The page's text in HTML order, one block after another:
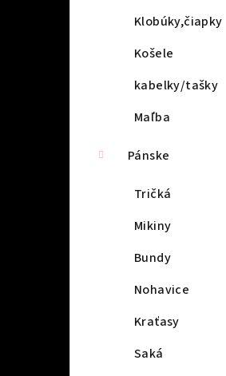
Klobúky,čiapky
Košele
kabelky/tašky
Maľba
Pánske
Tričká
Mikiny
Bundy
Nohavice
Kraťasy
Saká